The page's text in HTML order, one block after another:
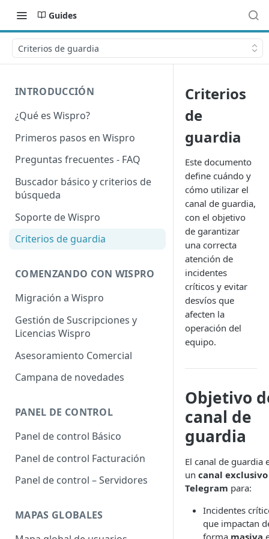
Guides
Criterios de guardia
INTRODUCCIÓN
¿Qué es Wispro?
Primeros pasos en Wispro
Preguntas frecuentes - FAQ
Buscador básico y criterios de
búsqueda
Soporte de Wispro
Criterios de guardia
COMENZANDO CON WISPRO
Migración a Wispro
Gestión de Suscripciones y
Licencias Wispro
Asesoramiento Comercial
Campana de novedades
PANEL DE CONTROL
Panel de control Básico
Panel de control Facturación
Panel de control – Servidores
MAPAS GLOBALES
Criterios
de
guardia
Este documento
define cuándo y
cómo utilizar el
canal de guardia,
con el objetivo
de garantizar
una correcta
atención de
incidentes
críticos y evitar
desvíos que
afecten la
operación del
equipo.
Objetivo
canal de
guardia
El canal de guardia
un canal
Telegram para:
Incidentes
que impactan
forma masiva